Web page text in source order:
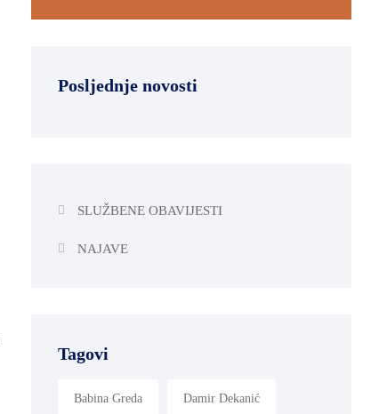
Posljednje novosti
SLUŽBENE OBAVIJESTI
NAJAVE
Tagovi
Babina Greda Damir Dekanić